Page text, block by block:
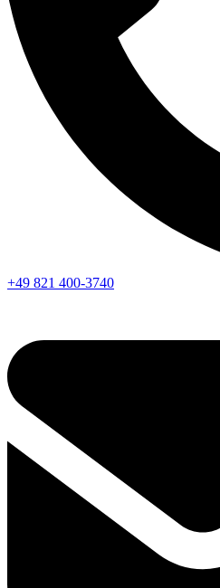
+49 821 400-3740